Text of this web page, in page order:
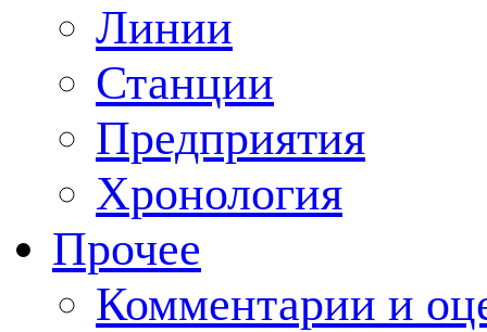
Линии
Станции
Предприятия
Хронология
Прочее
Комментарии и